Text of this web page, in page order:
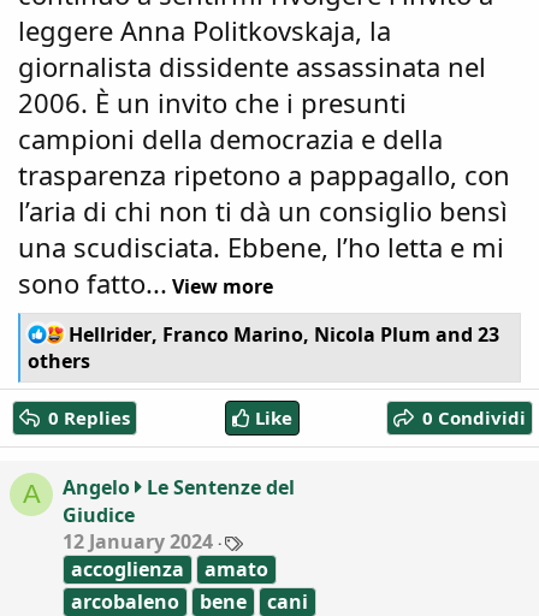
leggere Anna Politkovskaja, la
giornalista dissidente assassinata nel
2006. È un invito che i presunti
campioni della democrazia e della
trasparenza ripetono a pappagallo, con
l’aria di chi non ti dà un consiglio bensì
una scudisciata. Ebbene, l’ho letta e mi
sono fatto... View more
R
e
c
t
i
n
s
:
Hellrider, Franco Marino, Nicola Plum and 23
others
0 Replies Like 0 Condividi
A Angelo
Le Sentenze del
Giudice
12 January 2024
a
g
s
accoglienza
amato
arcobaleno
bene
cani